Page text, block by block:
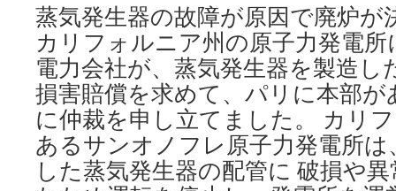
－
衆
院
本
会
議
via
時
事
ド
蒸気発生器の故障が原因で廃炉
カリフォルニア州の原子力発電
電力会社が、蒸気発生器を製造し
損害賠償を求めて、パリに本部が
に仲裁を申し立てました。 カリ
あるサンオノフレ原子力発電所
した蒸気発生器の配管に 破損や